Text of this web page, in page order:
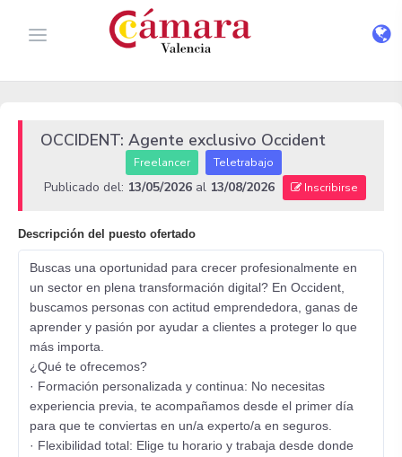
OCCIDENT: Agente exclusivo Occident
Freelancer Teletrabajo
Publicado del: 13/05/2026 al 13/08/2026 Inscribirse
Descripción del puesto ofertado
Buscas una oportunidad para crecer profesionalmente en
un sector en plena transformación digital? En Occident,
buscamos personas con actitud emprendedora, ganas de
aprender y pasión por ayudar a clientes a proteger lo que
más importa.
¿Qué te ofrecemos?
· Formación personalizada y continua: No necesitas
experiencia previa, te acompañamos desde el primer día
para que te conviertas en un/a experto/a en seguros.
· Flexibilidad total: Elige tu horario y trabaja desde donde